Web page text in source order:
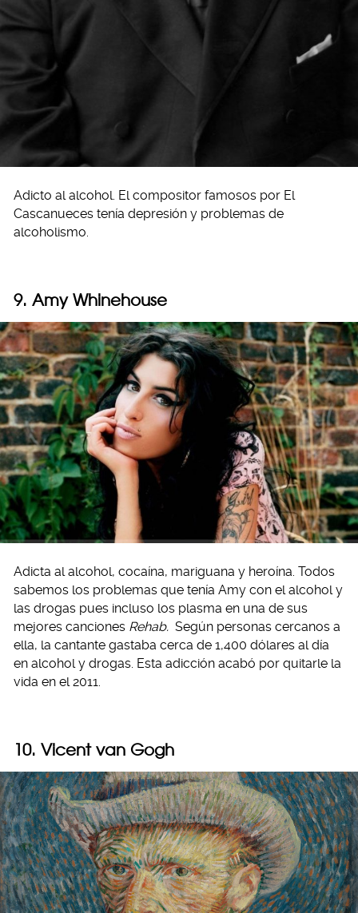
Adicto al alcohol. El compositor famosos por El
Cascanueces tenía depresión y problemas de
alcoholismo.
9. Amy Whinehouse
Adicta al alcohol, cocaína, mariguana y heroína. Todos
sabemos los problemas que tenía Amy con el alcohol y
las drogas pues incluso los plasma en una de sus
mejores canciones Rehab. Según personas cercanos a
ella, la cantante gastaba cerca de 1,400 dólares al día
en alcohol y drogas. Esta adicción acabó por quitarle la
vida en el 2011.
10. Vicent van Gogh